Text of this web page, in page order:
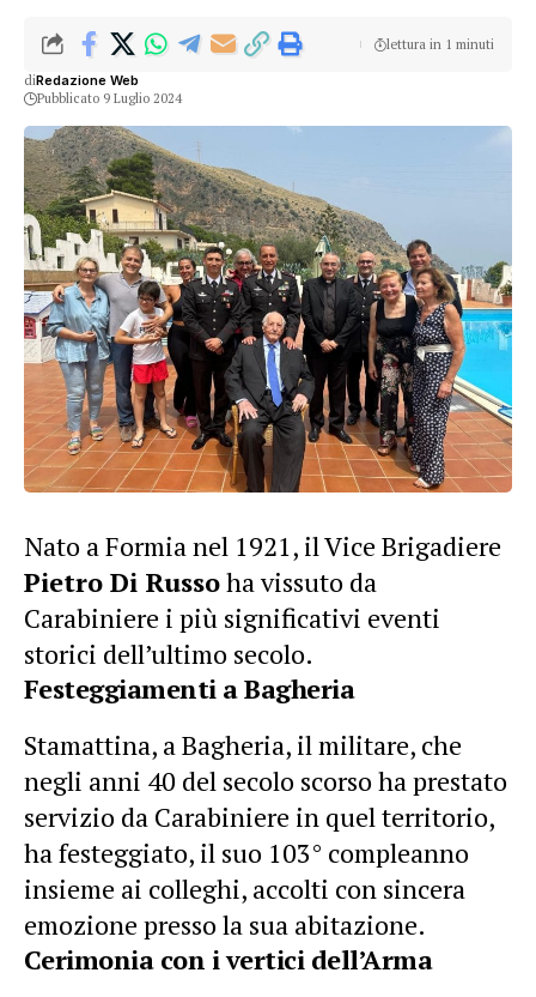
diRedazione Web
Pubblicato 9 Luglio 2024
lettura in 1 minuti
Nato a Formia nel 1921, il Vice Brigadiere
Pietro Di Russoha vissuto da
Carabiniere i più significativi eventi
storici dell’ultimo secolo.
Festeggiamenti a Bagheria
Stamattina, a Bagheria, il militare, che
negli anni 40 del secolo scorso ha prestato
servizio da Carabiniere in quel territorio,
ha festeggiato, il suo 103° compleanno
insieme ai colleghi, accolti con sincera
emozione presso la sua abitazione.
Cerimonia con i vertici dell’Arma